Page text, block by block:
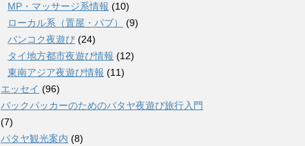
MP・マッサージ系情報 (10)
ローカル系（置屋・パブ）
(9)
バンコク夜遊び (24)
タイ地方都市夜遊び情報 (12)
東南アジア夜遊び情報 (11)
エッセイ (96)
バックパッカーのためのパタヤ夜遊び旅行入門
(7)
パタヤ観光案内 (8)